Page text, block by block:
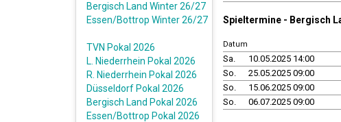
Bergisch Land Winter 26/27
Essen/Bottrop Winter 26/27
TVN Pokal 2026
L. Niederrhein Pokal 2026
R. Niederrhein Pokal 2026
Düsseldorf Pokal 2026
Bergisch Land Pokal 2026
Essen/Bottrop Pokal 2026
Spieltermine - Bergisch
Datum
Sa. 10.05.2025 14:00
So.
25.05.2025 09:00
So.
15.06.2025 09:00
So.
06.07.2025 09:00